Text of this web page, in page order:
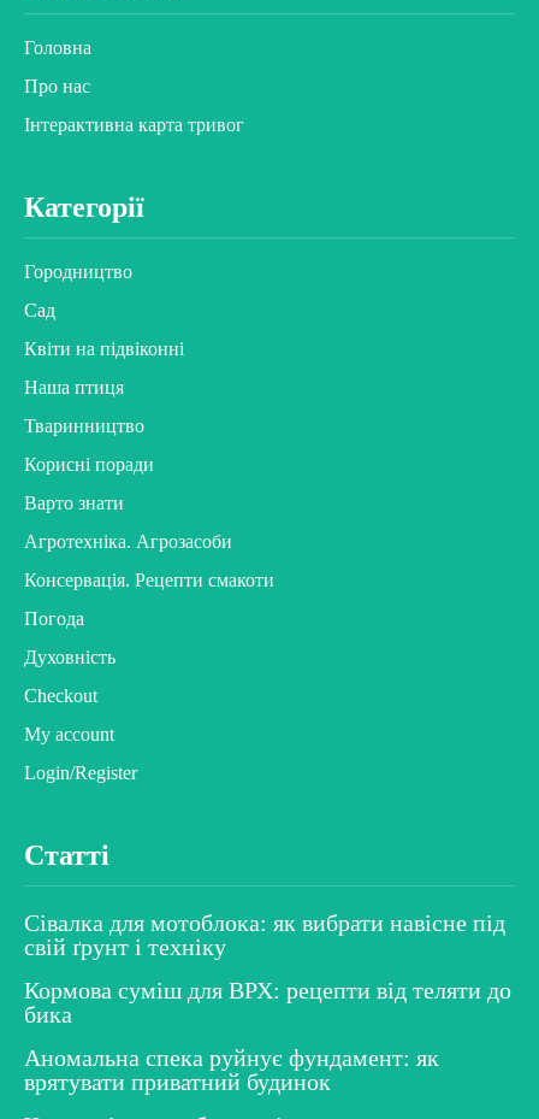
Головна
Про нас
Інтерактивна карта тривог
Категорії
Городництво
Сад
Квіти на підвіконні
Наша птиця
Тваринництво
Корисні поради
Варто знати
Агротехніка. Агрозасоби
Консервація. Рецепти смакоти
Погода
Духовність
Checkout
My account
Login/Register
Статті
Сівалка для мотоблока: як вибрати навісне під
свій ґрунт і техніку
Кормова суміш для ВРХ: рецепти від теляти до
бика
Аномальна спека руйнує фундамент: як
врятувати приватний будинок